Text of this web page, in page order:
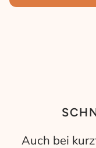
Auch bei